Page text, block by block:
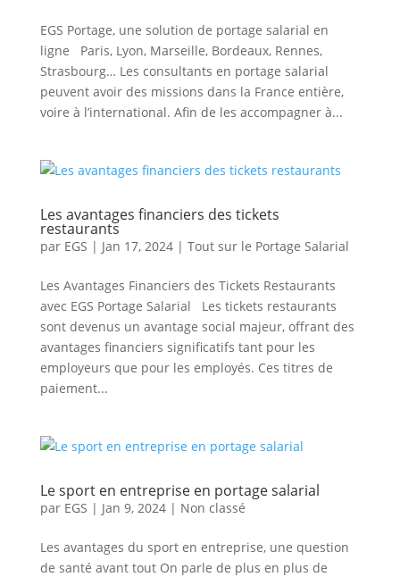
EGS Portage, une solution de portage salarial en
ligne Paris, Lyon, Marseille, Bordeaux, Rennes,
Strasbourg… Les consultants en portage salarial
peuvent avoir des missions dans la France entière,
voire à l’international. Afin de les accompagner à...
Les avantages financiers des tickets
restaurants
par EGS | Jan 17, 2024| Tout sur le Portage Salarial
Les Avantages Financiers des Tickets Restaurants
avec EGS Portage Salarial Les tickets restaurants
sont devenus un avantage social majeur, offrant des
avantages financiers significatifs tant pour les
employeurs que pour les employés. Ces titres de
paiement...
Le sport en entreprise en portage salarial
par EGS | Jan 9, 2024| Non classé
Les avantages du sport en entreprise, une question
de santé avant tout On parle de plus en plus de